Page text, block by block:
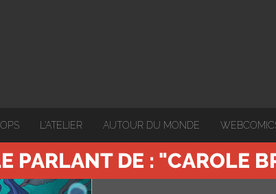
L'ATELIER AUTOUR DU MONDE
PARLANT DE : "CAROLE